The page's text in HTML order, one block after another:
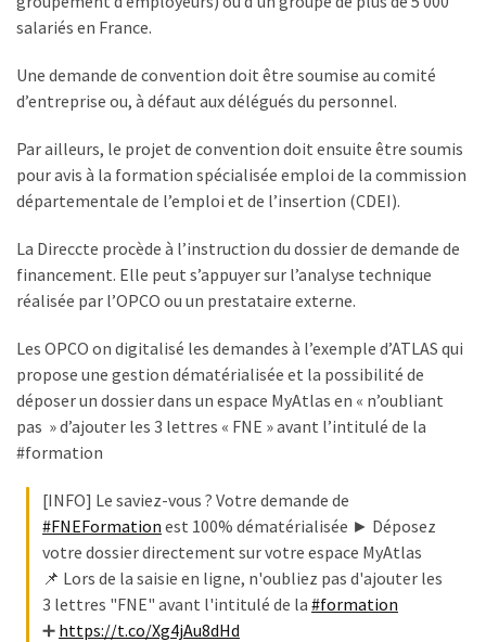
salariés en France.
Une demande de convention doit être soumise au comité
d’entreprise ou, à défaut aux délégués du personnel.
Par ailleurs, le projet de convention doit ensuite être soumis
pour avis à la formation spécialisée emploi de la commission
départementale de l’emploi et de l’insertion (CDEI).
La Direccte procède à l’instruction du dossier de demande de
financement. Elle peut s’appuyer sur l’analyse technique
réalisée par l’OPCO ou un prestataire externe.
Les OPCO on digitalisé les demandes à l’exemple d’ATLAS qui
propose une gestion dématérialisée et la possibilité de
déposer un dossier dans un espace MyAtlas en « n’oubliant
pas » d’ajouter les 3 lettres « FNE » avant l’intitulé de la
#formation
[INFO] Le saviez-vous ? Votre demande de
#FNEFormation est 100% dématérialisée ► Déposez
votre dossier directement sur votre espace MyAtlas
📌 Lors de la saisie en ligne, n'oubliez pas d'ajouter les
3 lettres "FNE" avant l'intitulé de la #formation
➕ https://t.co/Xg4jAu8dHd